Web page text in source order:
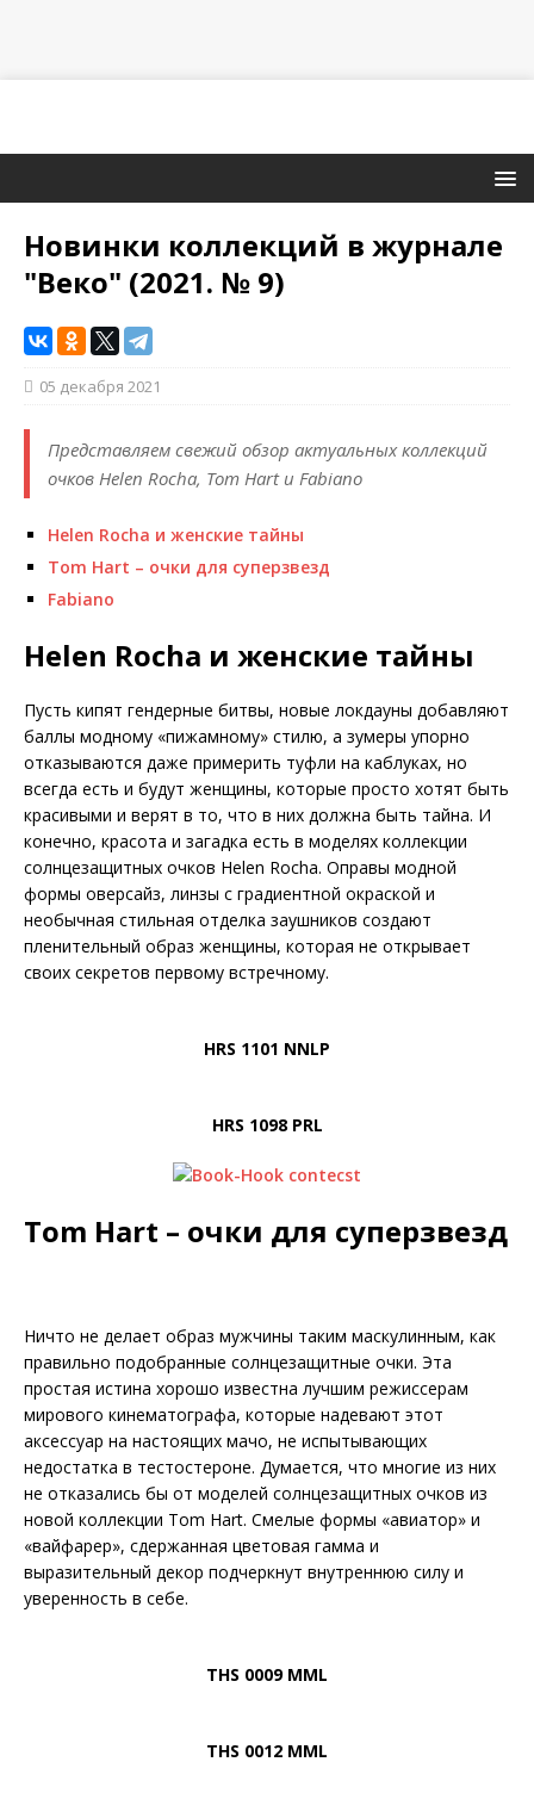
Новинки коллекций в журнале
"Веко" (2021. № 9)
05 декабря 2021
Представляем свежий обзор актуальных коллекций
очков Helen Rocha, Tom Hart и Fabiano
Helen Rocha и женские тайны
Tom Hart – очки для суперзвезд
Fabiano
Helen Rocha и женские тайны
Пусть кипят гендерные битвы, новые локдауны добавляют
баллы модному «пижамному» стилю, а зумеры упорно
отказываются даже примерить туфли на каблуках, но
всегда есть и будут женщины, которые просто хотят быть
красивыми и верят в то, что в них должна быть тайна. И
конечно, красота и загадка есть в моделях коллекции
солнцезащитных очков Helen Rocha. Оправы модной
формы оверсайз, линзы с градиентной окраской и
необычная стильная отделка заушников создают
пленительный образ женщины, которая не открывает
своих секретов первому встречному.
HRS 1101 NNLP
HRS 1098 PRL
Tom Hart – очки для суперзвезд
Ничто не делает образ мужчины таким маскулинным, как
правильно подобранные солнцезащитные очки. Эта
простая истина хорошо известна лучшим режиссерам
мирового кинематографа, которые надевают этот
аксессуар на настоящих мачо, не испытывающих
недостатка в тес­тостероне. Думается, что многие из них
не отказались бы от моделей солнцезащитных очков из
новой коллекции Tom Hart. Смелые формы «авиатор» и
«вайфарер», сдержанная цветовая гамма и
выразительный декор подчеркнут внутреннюю силу и
уверенность в себе.
THS 0009 MML
THS 0012 MML